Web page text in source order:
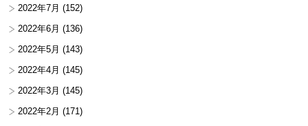
2022年7月 (152)
2022年6月 (136)
2022年5月 (143)
2022年4月 (145)
2022年3月 (145)
2022年2月 (171)